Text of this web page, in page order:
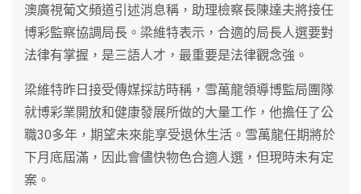
澳廣視葡文頻道引述消息稱，助理檢察長陳達夫將接任
博彩監察協調局長。梁維特表示，合適的局長人選要對
法律有掌握，是三語人才，最重要是法律觀念強。
梁維特昨日接受傳媒採訪時稱，雪萬龍領導博監局團隊
就博彩業開放和健康發展所做的大量工作，他擔任了公
職30多年，期望未來能享受退休生活。雪萬龍任期將於
下月底屆滿，因此會儘快物色合適人選，但現時未有定
案。